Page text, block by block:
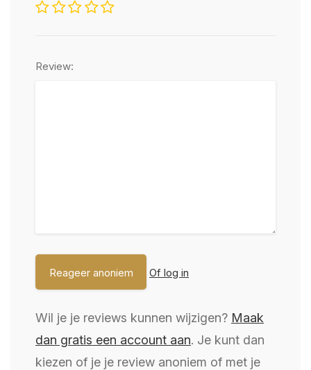
Review:
Of log in
Wil je je reviews kunnen wijzigen? Maak
dan gratis een account aan. Je kunt dan
kiezen of je je review anoniem of met je